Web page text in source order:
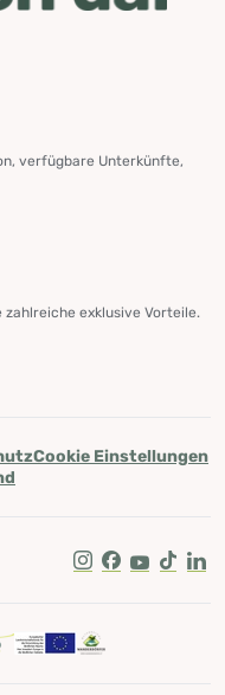
verfügbare Unterkünfte,
zahlreiche exklusive Vorteile.
Cookie Einstellungen
Instagram
Facebook
Youtube
Tik Tok